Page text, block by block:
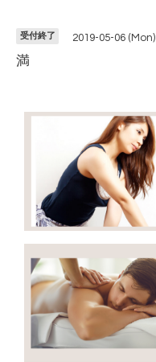
受付終了 2019-05-06 (Mon)
満